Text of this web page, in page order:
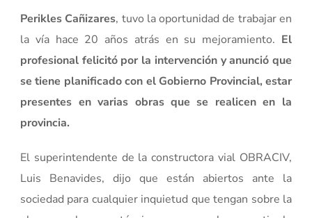
Perikles Cañizares, tuvo la oportunidad de trabajar en
la vía hace 20 años atrás en su mejoramiento. El
profesional felicitó por la intervención y anunció que
se tiene planificado con el Gobierno Provincial, estar
presentes en varias obras que se realicen en la
provincia.
El superintendente de la constructora vial OBRACIV,
Luis Benavides, dijo que están abiertos ante la
sociedad para cualquier inquietud que tengan sobre la